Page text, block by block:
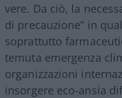
vere. Da ciò, la
di precauzione” in
soprattutto
temuta emergenza
organizzazioni
insorgere eco-ansia